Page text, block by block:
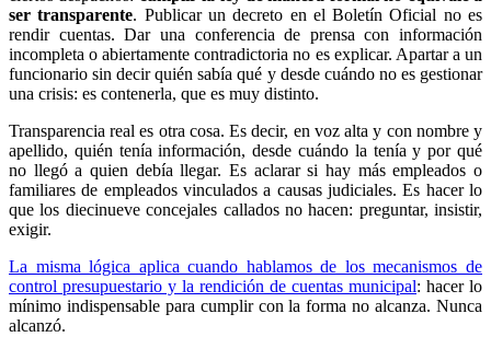
ser transparente. Publicar un decreto en el Boletín Oficial no es
rendir cuentas. Dar una conferencia de prensa con información
incompleta o abiertamente contradictoria no es explicar. Apartar a un
funcionario sin decir quién sabía qué y desde cuándo no es gestionar
una crisis: es contenerla, que es muy distinto.
Transparencia real es otra cosa. Es decir, en voz alta y con nombre y
apellido, quién tenía información, desde cuándo la tenía y por qué
no llegó a quien debía llegar. Es aclarar si hay más empleados o
familiares de empleados vinculados a causas judiciales. Es hacer lo
que los diecinueve concejales callados no hacen: preguntar, insistir,
exigir.
La misma lógica aplica cuando hablamos de los mecanismos de
control presupuestario y la rendición de cuentas municipal: hacer lo
mínimo indispensable para cumplir con la forma no alcanza. Nunca
alcanzó.